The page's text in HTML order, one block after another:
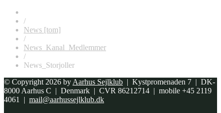
/
News [tom]
/
News_Kanal_Medlemmer
/
News_Storjoller
© Copyright 2026 by Aarhus Sejlklub | Kystpromenaden 7 | DK-
8000 Aarhus C | Denmark | CVR 86212714 | mobile +45 2119
4061 | mail@aarhussejlklub.dk